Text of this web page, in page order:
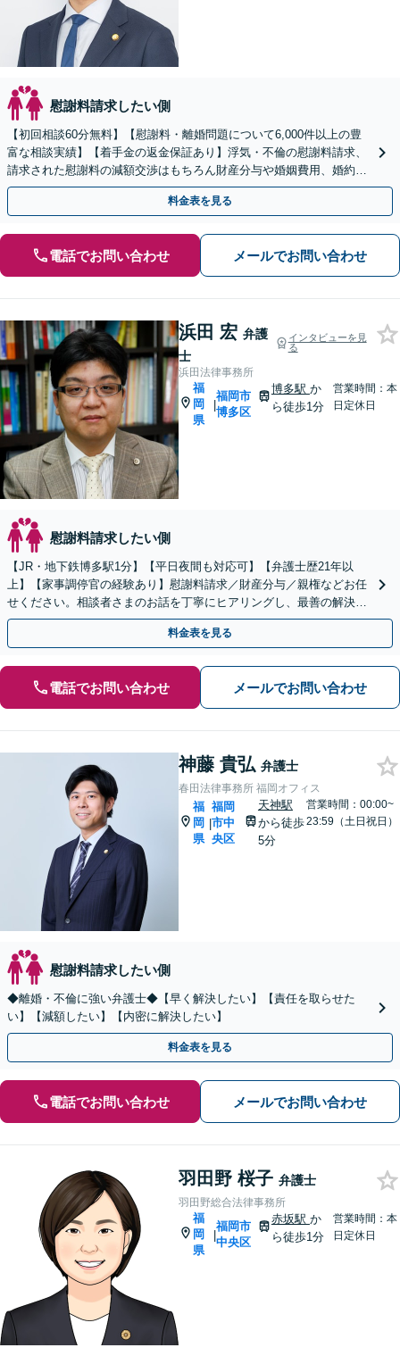
慰謝料請求したい側
【初回相談60分無料】【慰謝料・離婚問題について6,000件以上の豊
富な相談実績】【着手金の返金保証あり】浮気・不倫の慰謝料請求、
請求された慰謝料の減額交渉はもちろん財産分与や婚姻費用、婚約破
棄など様々な離婚・男女問題の解決実績が豊富です。
料金表を見る
電話でお問い合わせ メールでお問い合わせ
浜田 宏 弁護
士
インタビューを見
る
浜田法律事務所
福
岡
県
|
福岡市
博多区
博多駅 か
ら徒歩1分
営業時間：本
日定休日
慰謝料請求したい側
【JR・地下鉄博多駅1分】【平日夜間も対応可】【弁護士歴21年以
上】【家事調停官の経験あり】慰謝料請求／財産分与／親権などお任
せください。相談者さまのお話を丁寧にヒアリングし、最善の解決策
をご提案いたします
料金表を見る
電話でお問い合わせ メールでお問い合わせ
神藤 貴弘 弁護士
春田法律事務所 福岡オフィス
福
岡
県
|
福岡
市中
央区
天神駅
から徒歩
5分
営業時間：00:00~
23:59（土日祝日）
慰謝料請求したい側
◆離婚・不倫に強い弁護士◆【早く解決したい】【責任を取らせた
い】【減額したい】【内密に解決したい】
料金表を見る
電話でお問い合わせ メールでお問い合わせ
羽田野 桜子 弁護士
羽田野総合法律事務所
福
岡
県
|
福岡市
中央区
赤坂駅 か
ら徒歩1分
営業時間：本
日定休日